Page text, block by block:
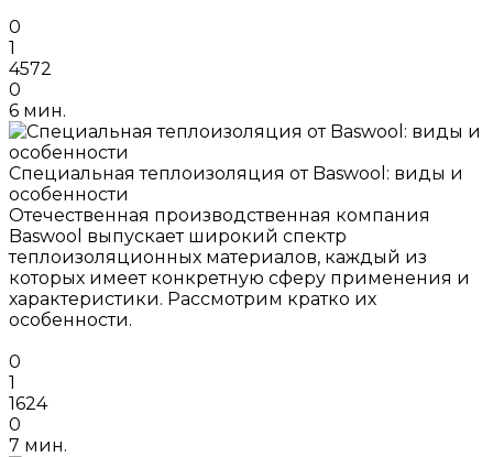
0
1
4572
0
6 мин.
Специальная теплоизоляция от Baswool: виды и
особенности
Отечественная производственная компания
Baswool выпускает широкий спектр
теплоизоляционных материалов, каждый из
которых имеет конкретную сферу применения и
характеристики. Рассмотрим кратко их
особенности.
0
1
1624
0
7 мин.